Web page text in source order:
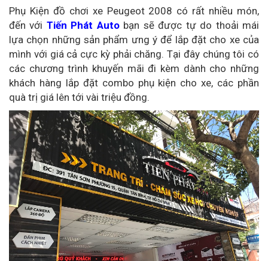
Phụ Kiện đồ chơi xe Peugeot 2008 có rất nhiều món,
đến với Tiến Phát Autobạn sẽ được tự do thoải mái
lựa chọn những sản phẩm ưng ý để lắp đặt cho xe của
mình với giá cả cực kỳ phải chăng. Tại đây chúng tôi có
các chương trình khuyến mãi đi kèm dành cho những
khách hàng lắp đặt combo phụ kiện cho xe, các phần
quà trị giá lên tới vài triệu đồng.